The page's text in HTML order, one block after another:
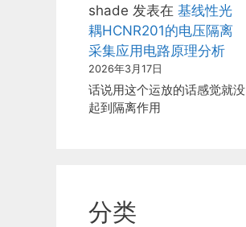
shade 发表在 基线性光
耦HCNR201的电压隔离
采集应用电路原理分析
2026年3月17日
话说用这个运放的话感觉就没
起到隔离作用
分类